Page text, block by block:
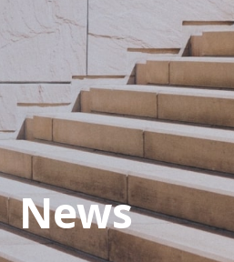
News